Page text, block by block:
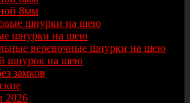
8мм
шнурки на шею
шнурки на шею
веревочные шнурки на шею
шнурок на шею
замков
2026